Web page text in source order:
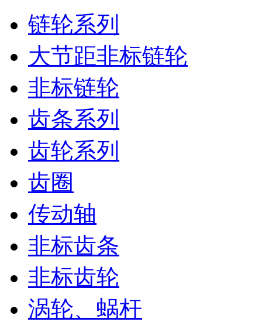
链轮系列
大节距非标链轮
非标链轮
齿条系列
齿轮系列
齿圈
传动轴
非标齿条
非标齿轮
涡轮、蜗杆